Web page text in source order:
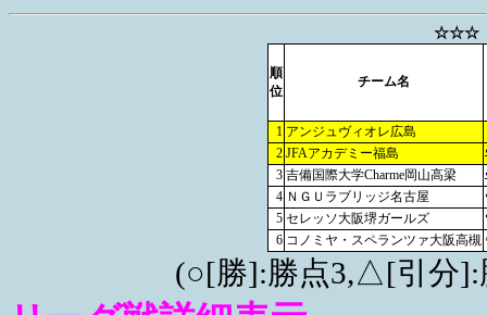
☆☆☆
順
位
チーム名
1 アンジュヴィオレ広島
2 JFAアカデミー福島
3 吉備国際大学Charme岡山高梁
4 ＮＧＵラブリッジ名古屋
5 セレッソ大阪堺ガールズ
6 コノミヤ・スペランツァ大阪高槻
(○[勝]:勝点3,△[引分]: